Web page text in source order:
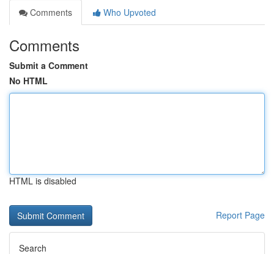
Comments
Who Upvoted
Comments
Submit a Comment
No HTML
HTML is disabled
Report Page
Search